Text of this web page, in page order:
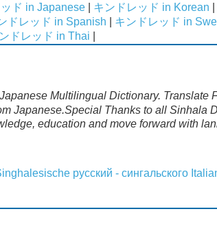
ド in Japanese キンドレッド in Korean
ドレッド in Spanish キンドレッド in
ドレッド in Thai
Multilingual Dictionary. Translate
Japanese.Special Thanks to all Sinhala
education and move forward with
русский - сингальского